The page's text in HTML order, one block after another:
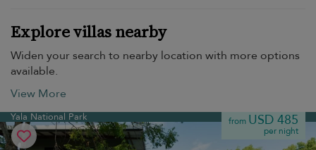
Explore villas nearby
Widen your search to nearby location with more options
available.
View More
Yala National Park from USD 485
per night